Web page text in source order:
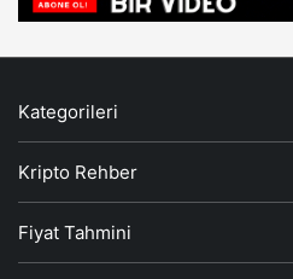
Kategorileri
Kripto Rehber
Fiyat Tahmini